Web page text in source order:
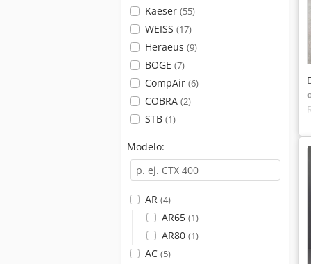
Kaeser (55)
WEISS (17)
Heraeus (9)
BOGE (7)
CompAir (6)
COBRA (2)
STB (1)
Modelo:
AR (4)
AR65 (1)
AR80 (1)
AC (5)